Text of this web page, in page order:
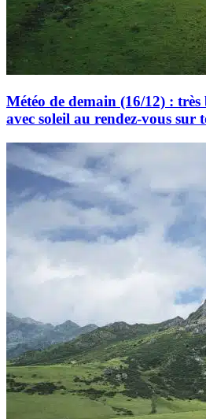
Météo de demain (16/12) : très
avec soleil au rendez-vous sur